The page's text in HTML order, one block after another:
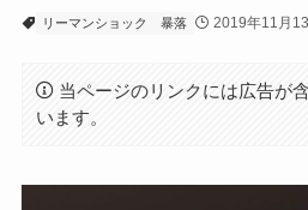
リーマンショック 暴落 2019年11月
当ページのリンクには広告が
います。